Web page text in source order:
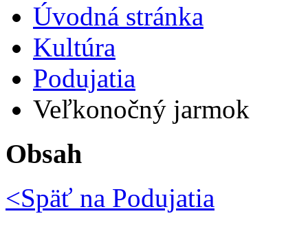
Úvodná stránka
Kultúra
Podujatia
Veľkonočný jarmok
Obsah
<Späť na Podujatia